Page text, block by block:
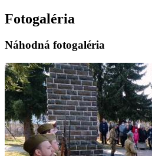
Fotogaléria
Náhodná fotogaléria